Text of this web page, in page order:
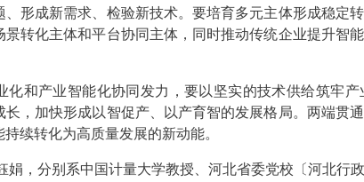
、形成新需求、检验新技术。要培育多元主体形成稳定
景转化主体和平台协同主体，同时推动传统企业提升智
和产业智能化协同发力，要以坚实的技术供给筑牢产
长，加快形成以智促产、以产育智的发展格局。两端贯
续转化为高质量发展的新动能。
，分别系中国计量大学教授、河北省委党校〔河北行政